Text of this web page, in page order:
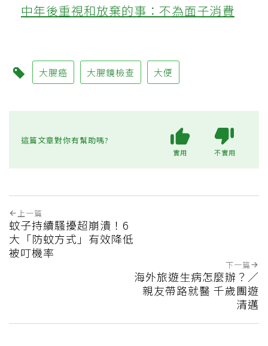
中年後重視和放棄的事：不為面子消費
大腸癌 大腸鏡檢查 大便
這篇文章對你有幫助嗎?
實用 不實用
上一篇
蚊子持續騷擾超崩潰！6
大「防蚊方式」有效降低
被叮機率
下一篇
海外旅遊生病怎麼辦？／
親友帶路就醫 千歲團遊
清邁